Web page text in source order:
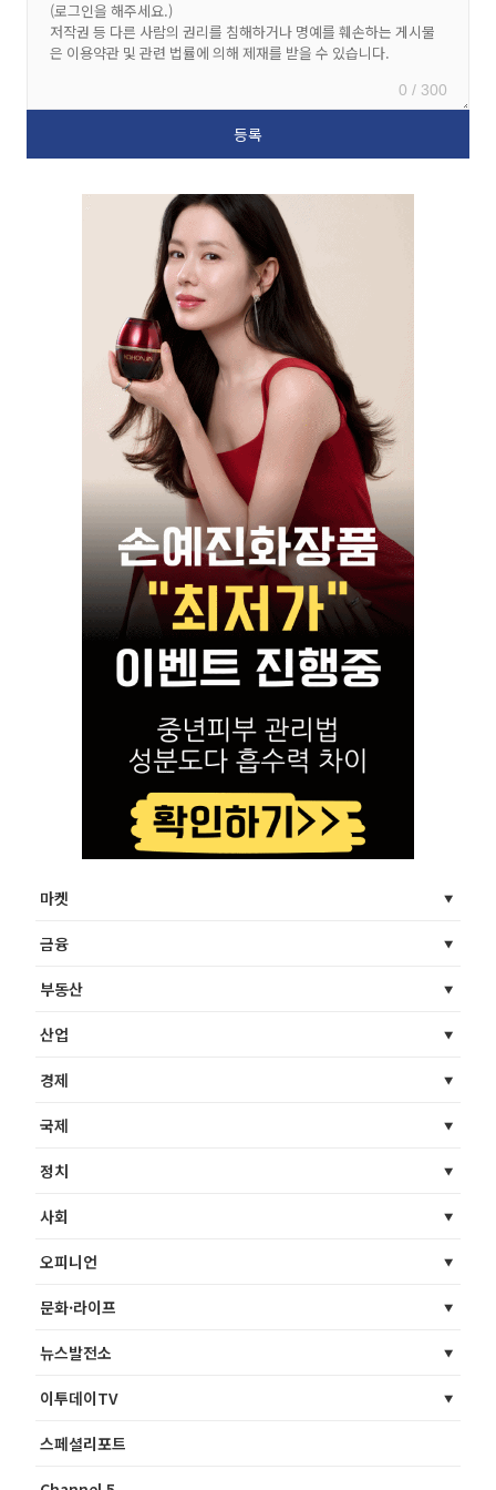
0 / 300
마켓
금융
부동산
산업
경제
국제
정치
사회
오피니언
문화·라이프
뉴스발전소
이투데이TV
스페셜리포트